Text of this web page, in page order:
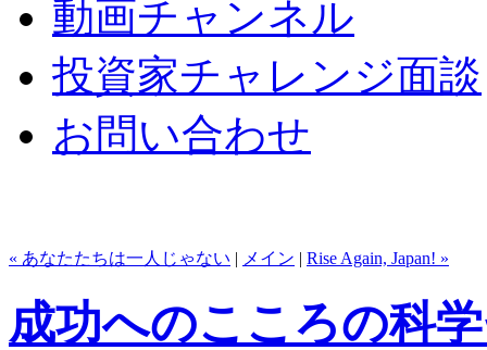
動画チャンネル
投資家チャレンジ面談
お問い合わせ
« あなたたちは一人じゃない | メイン | Rise Again, Japan! »
成功へのこころの科